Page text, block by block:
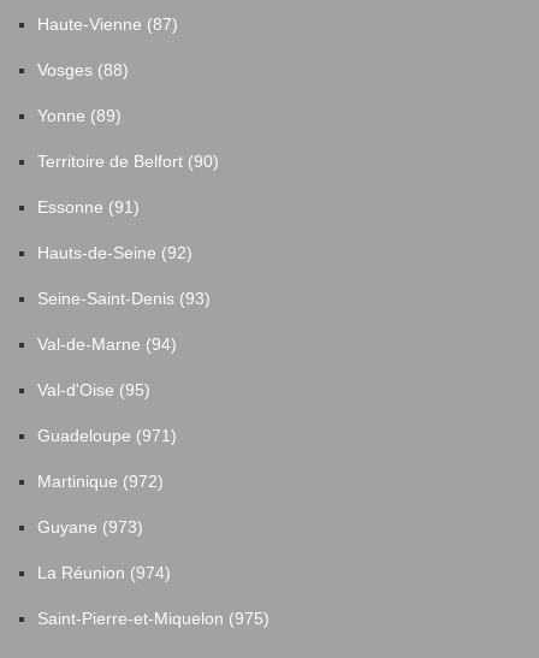
Haute-Vienne (87)
Vosges (88)
Yonne (89)
Territoire de Belfort (90)
Essonne (91)
Hauts-de-Seine (92)
Seine-Saint-Denis (93)
Val-de-Marne (94)
Val-d'Oise (95)
Guadeloupe (971)
Martinique (972)
Guyane (973)
La Réunion (974)
Saint-Pierre-et-Miquelon (975)